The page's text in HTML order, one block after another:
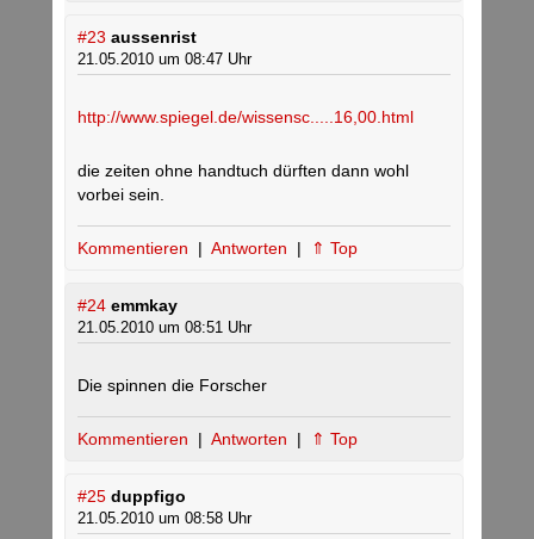
#23 aussenrist
21.05.2010 um 08:47 Uhr
http://www.spiegel.de/wissensc.....16,00.html
die zeiten ohne handtuch dürften dann wohl
vorbei sein.
Kommentieren | Antworten | ⇑ Top
#24 emmkay
21.05.2010 um 08:51 Uhr
Die spinnen die Forscher
Kommentieren | Antworten | ⇑ Top
#25 duppfigo
21.05.2010 um 08:58 Uhr